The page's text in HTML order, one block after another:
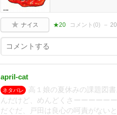
ナイス ★20 コメント(0)
april-cat
ネタバレ
高１娘の夏休みの課題図
んだけど、めんどくさーーーーー
だぐだ、戸田は良心の呵責がない